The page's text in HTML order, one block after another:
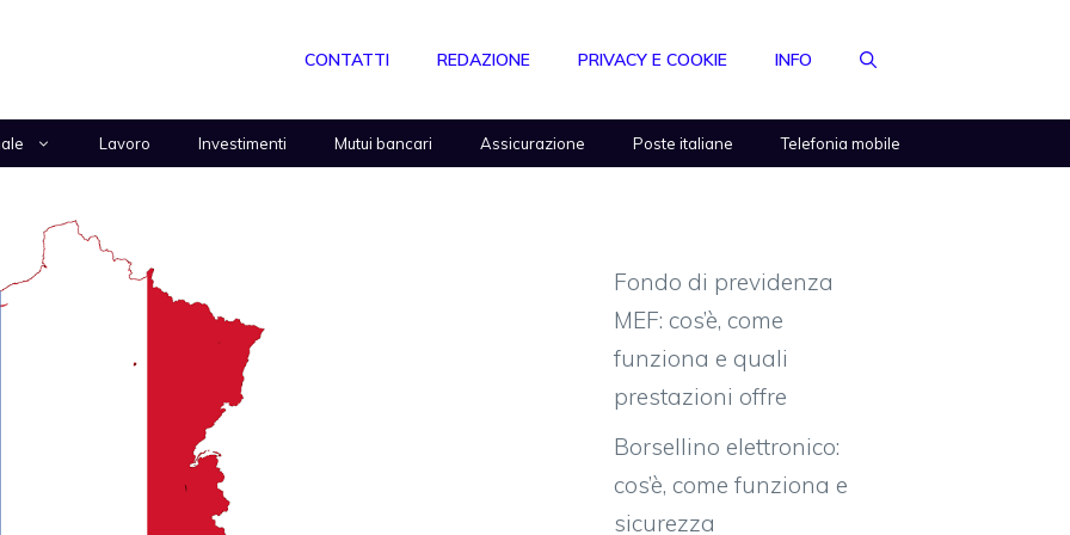
CONTATTI REDAZIONE PRIVACY E COOKIE INFO
Lavoro Investimenti Mutui bancari Assicurazione Poste italiane Telefonia mobile
Fondo di previdenza
MEF: cos’è, come
funziona e quali
prestazioni offre
Borsellino elettronico:
cos’è, come funziona e
sicurezza